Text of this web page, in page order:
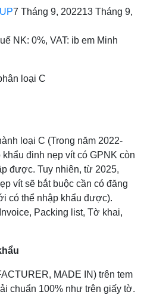
7 Tháng 9, 202213 Tháng 9,
NK: 0%, VAT: ib em Minh
loại C
loại C (Trong năm 2022-
đinh nẹp vít có GPNK còn
được. Tuy nhiên, từ 2025,
vít sẽ bắt buộc cần có đăng
có thể nhập khẩu được).
Packing list, Tờ khai,
MADE IN) trên tem
chuẩn 100% như trên giấy tờ.